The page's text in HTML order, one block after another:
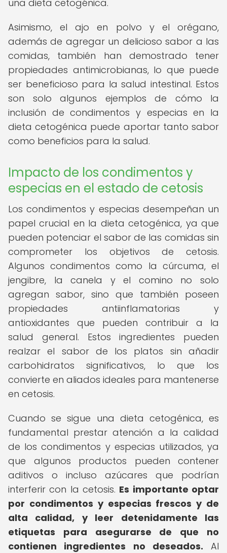
una dieta cetogénica.
Asimismo, el ajo en polvo y el orégano,
además de agregar un delicioso sabor a las
comidas, también han demostrado tener
propiedades antimicrobianas, lo que puede
ser beneficioso para la salud intestinal. Estos
son solo algunos ejemplos de cómo la
inclusión de condimentos y especias en la
dieta cetogénica puede aportar tanto sabor
como beneficios para la salud.
Impacto de los condimentos y
especias en el estado de cetosis
Los condimentos y especias desempeñan un
papel crucial en la dieta cetogénica, ya que
pueden potenciar el sabor de las comidas sin
comprometer los objetivos de cetosis.
Algunos condimentos como la cúrcuma, el
jengibre, la canela y el comino no solo
agregan sabor, sino que también poseen
propiedades antiinflamatorias y
antioxidantes que pueden contribuir a la
salud general. Estos ingredientes pueden
realzar el sabor de los platos sin añadir
carbohidratos significativos, lo que los
convierte en aliados ideales para mantenerse
en cetosis.
Cuando se sigue una dieta cetogénica, es
fundamental prestar atención a la calidad
de los condimentos y especias utilizados, ya
que algunos productos pueden contener
aditivos o incluso azúcares que podrían
interferir con la cetosis. Es importante optar
por condimentos y especias frescos y de
alta calidad, y leer detenidamente las
etiquetas para asegurarse de que no
contienen ingredientes no deseados. Al